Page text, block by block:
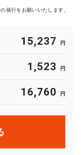
発行をお願いいたします。
15,237 円
1,523 円
16,760 円